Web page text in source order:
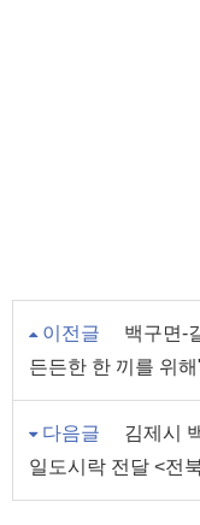
이전글
백구면-
든든한 한 끼를 위
다음글
김제시
일도시락 전달 <전